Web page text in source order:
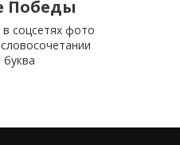
Победы
соцсетях фото
буква